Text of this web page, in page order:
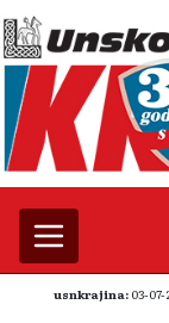
usnkrajina: 03-07-